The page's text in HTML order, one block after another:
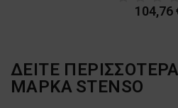
104,76
ΔΕΙΤΕ
ΜΑΡΚΑ STENSO